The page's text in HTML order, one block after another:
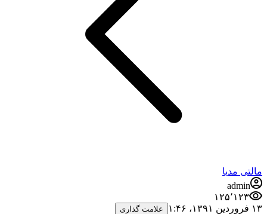
مالتی مدیا
admin
۱۲۵٬۱۲۳
۱۳ فروردین ۱۳۹۱،‏ ۱:۴۶
علامت گذاری